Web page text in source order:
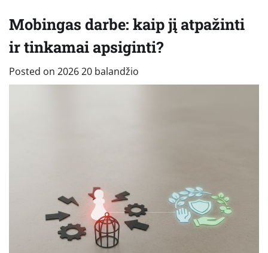
Mobingas darbe: kaip jį atpažinti
ir tinkamai apsiginti?
Posted on 2026 20 balandžio